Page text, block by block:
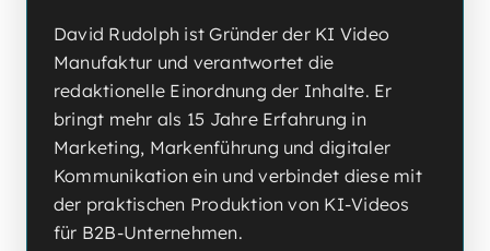
David Rudolph ist Gründer der KI Video
Manufaktur und verantwortet die
redaktionelle Einordnung der Inhalte. Er
bringt mehr als 15 Jahre Erfahrung in
Marketing, Markenführung und digitaler
Kommunikation ein und verbindet diese mit
der praktischen Produktion von KI-Videos
für B2B-Unternehmen.